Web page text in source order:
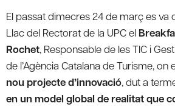
El passat dimecres 24 de març es va
Llac del Rectorat de la UPC el
Rochet, Responsable de les TIC i
de l’Agència Catalana de Turisme, on
nou projecte d’innovació, dut a
en un model global de realitat que